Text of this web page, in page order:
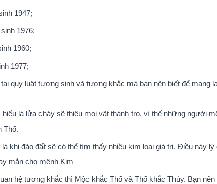
1947;
1976;
1960;
1977;
quy luật tương sinh và tương khắc mà bạn nên biết để mang
là lửa cháy sẽ thiêu mọi vật thành tro, vì thế những người
Thổ.
khi đào đất sẽ có thể tìm thấy nhiều kim loại giá trị. Điều này
mắn cho mệnh Kim
hệ tương khắc thì Mộc khắc Thổ và Thổ khắc Thủy. Bạn